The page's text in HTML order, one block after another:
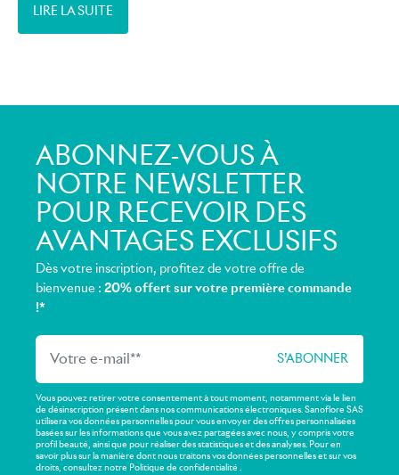
LIRE LA SUITE
ABONNEZ-VOUS À
NOTRE NEWSLETTER
POUR RECEVOIR DES
AVANTAGES EXCLUSIFS
Dès votre inscription, profitez de votre offre de
bienvenue : 20% offert sur votre première commande
!*
Vous pouvez retirer votre consentement à tout moment, notamment via le lien
de désinscription présent dans nos communications électroniques. Sanoflore SAS
utilisera vos données personnelles pour vous envoyer des offres personnalisées
basées sur les informations que vous avez partagées avec nous, y compris votre
profil beauté, ainsi que pour réaliser des statistiques et des analyses. Pour en
savoir plus sur la manière dont nous traitons vos données personnelles et sur vos
droits, consultez notre Politique de confidentialité .